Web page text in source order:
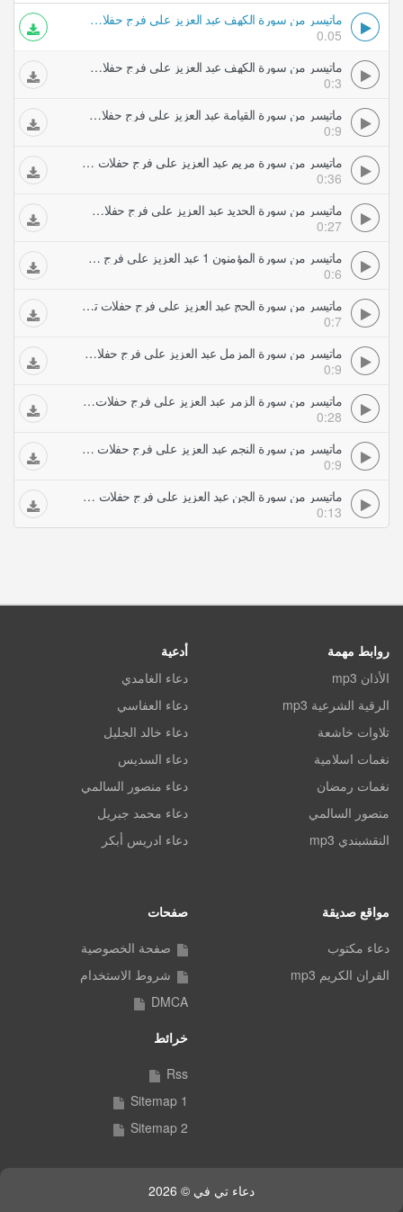
ماتيسر من سورة الكهف عبد العزيز علي فرج حفلات تلاوات مجودة
0.05
ماتيسر من سورة الكهف عبد العزيز علي فرج حفلات تلاوات مجودة
0:3
ماتيسر من سورة القيامة عبد العزيز علي فرج حفلات تلاوات مجودة
0:9
ماتيسر من سورة مريم عبد العزيز علي فرج حفلات تلاوات مجودة
0:36
ماتيسر من سورة الحديد عبد العزيز علي فرج حفلات تلاوات مجودة
0:27
ماتيسر من سورة المؤمنون 1 عبد العزيز علي فرج حفلات تلاوات مجودة
0:6
ماتيسر من سورة الحج عبد العزيز علي فرج حفلات تلاوات مجودة
0:7
ماتيسر من سورة المزمل عبد العزيز علي فرج حفلات تلاوات مجودة
0:9
ماتيسر من سورة الزمر عبد العزيز علي فرج حفلات تلاوات مجودة
0:28
ماتيسر من سورة النجم عبد العزيز علي فرج حفلات تلاوات مجودة
0:9
ماتيسر من سورة الجن عبد العزيز علي فرج حفلات تلاوات مجودة
0:13
روابط مهمة
الأذان mp3
الرقية الشرعية mp3
تلاوات خاشعة
نغمات اسلامية
نغمات رمضان
منصور السالمي
النقشبندي mp3
أدعية
دعاء الغامدي
دعاء العفاسي
دعاء خالد الجليل
دعاء السديس
دعاء منصور السالمي
دعاء محمد جبريل
دعاء ادريس أبكر
مواقع صديقة
دعاء مكتوب
القران الكريم mp3
صفحات
صفحة الخصوصية
شروط الاستخدام
DMCA
خرائط
Rss
Sitemap 1
Sitemap 2
دعاء تي في © 2026